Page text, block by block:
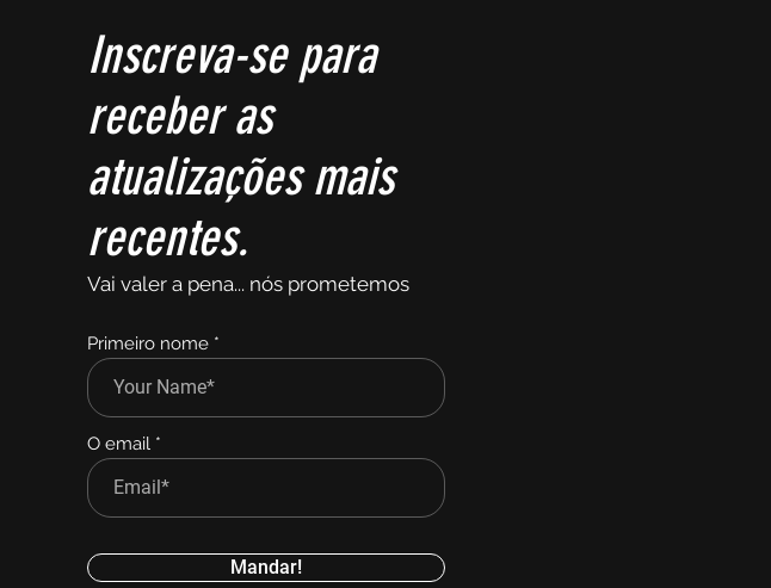
Inscreva-se para
receber as
atualizações mais
recentes.
Vai valer a pena... nós prometemos
Primeiro nome
O email
Mandar!